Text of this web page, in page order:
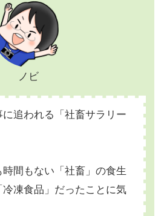
ノビ
追われる「社畜サラリー
間もない「社畜」の食生
凍食品」だったことに気